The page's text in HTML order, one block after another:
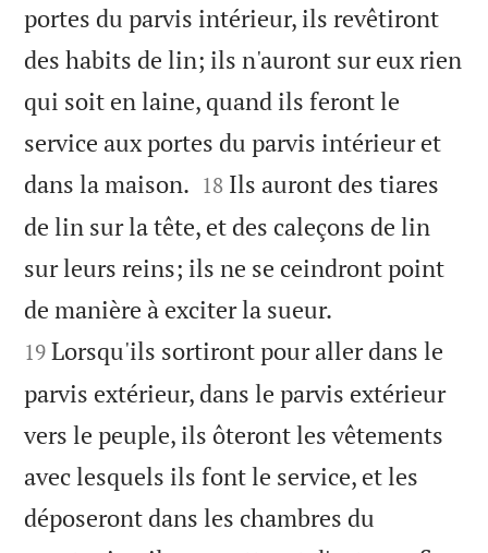
portes du parvis intérieur, ils revêtiront
des habits de lin; ils n'auront sur eux rien
qui soit en laine, quand ils feront le
service aux portes du parvis intérieur et
dans la maison. 

18 Ils auront des tiares
de lin sur la tête, et des caleçons de lin
sur leurs reins; ils ne se ceindront point
de manière à exciter la sueur.
19 Lorsqu'ils sortiront pour aller dans le
parvis extérieur, dans le parvis extérieur
vers le peuple, ils ôteront les vêtements
avec lesquels ils font le service, et les
déposeront dans les chambres du